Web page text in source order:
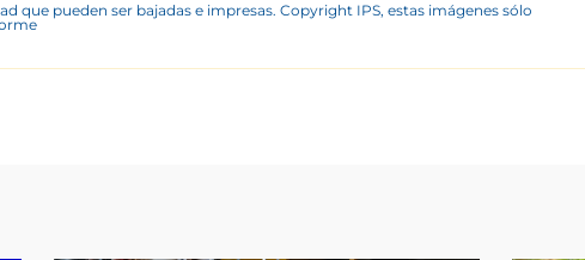
que pueden ser bajadas e impresas. Copyright IPS, estas imágenes sólo